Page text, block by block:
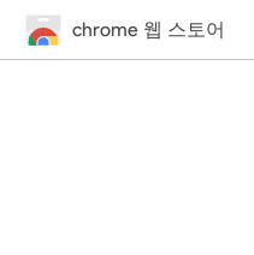
chrome 웹 스토어